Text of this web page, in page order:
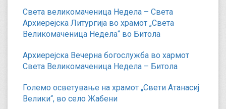
Света великомаченица Недела – Света
Архиерејска Литургија во храмот „Света
Великомаченица Недела“ во Битола
Архиерејска Вечерна богослужба во хармот
Света Великомаченица Недела – Битола
Големо осветување на храмот „Свети Атанасиј
Велики“, во село Жабени